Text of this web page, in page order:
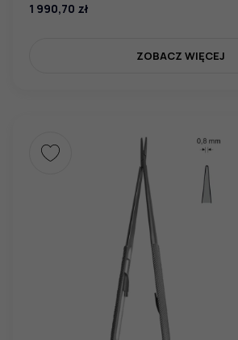
1 990,70 zł
ZOBACZ WIĘCEJ